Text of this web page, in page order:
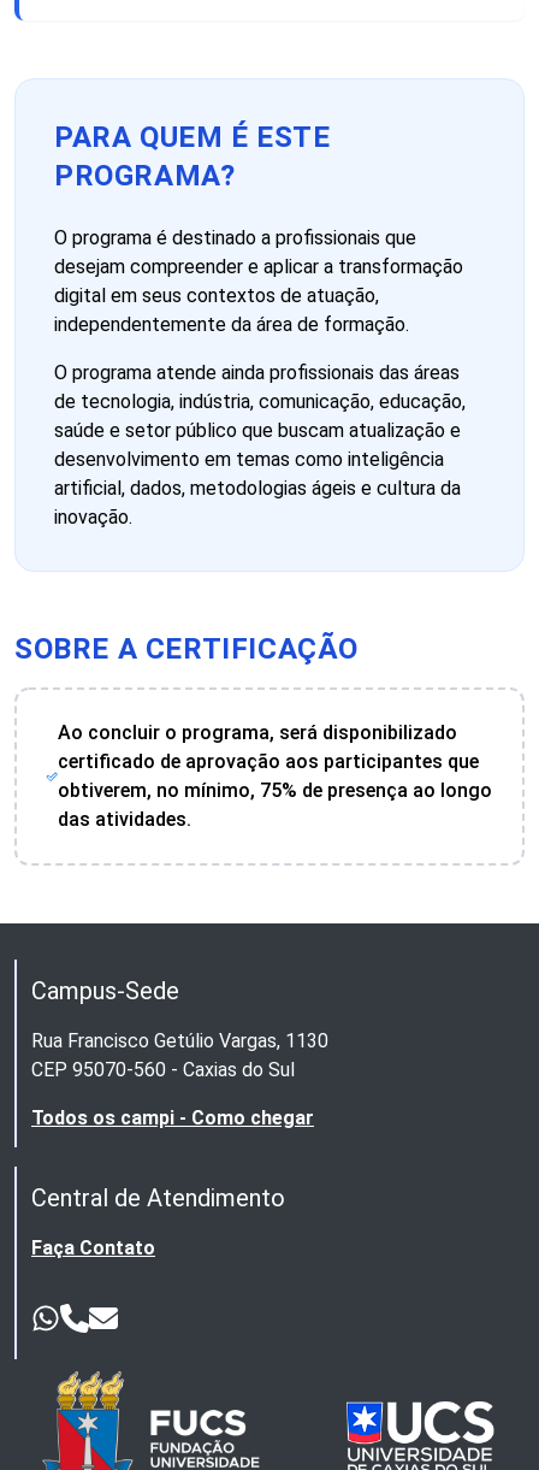
PARA QUEM É ESTE
PROGRAMA?
O programa é destinado a profissionais que
desejam compreender e aplicar a transformação
digital em seus contextos de atuação,
independentemente da área de formação.
O programa atende ainda profissionais das áreas
de tecnologia, indústria, comunicação, educação,
saúde e setor público que buscam atualização e
desenvolvimento em temas como inteligência
artificial, dados, metodologias ágeis e cultura da
inovação.
SOBRE A CERTIFICAÇÃO
Ao concluir o programa, será disponibilizado
certificado de aprovação aos participantes que
obtiverem, no mínimo, 75% de presença ao longo
das atividades.
Campus-Sede
Rua Francisco Getúlio Vargas, 1130
CEP 95070-560 - Caxias do Sul
Todos os campi - Como chegar
Central de Atendimento
Faça Contato